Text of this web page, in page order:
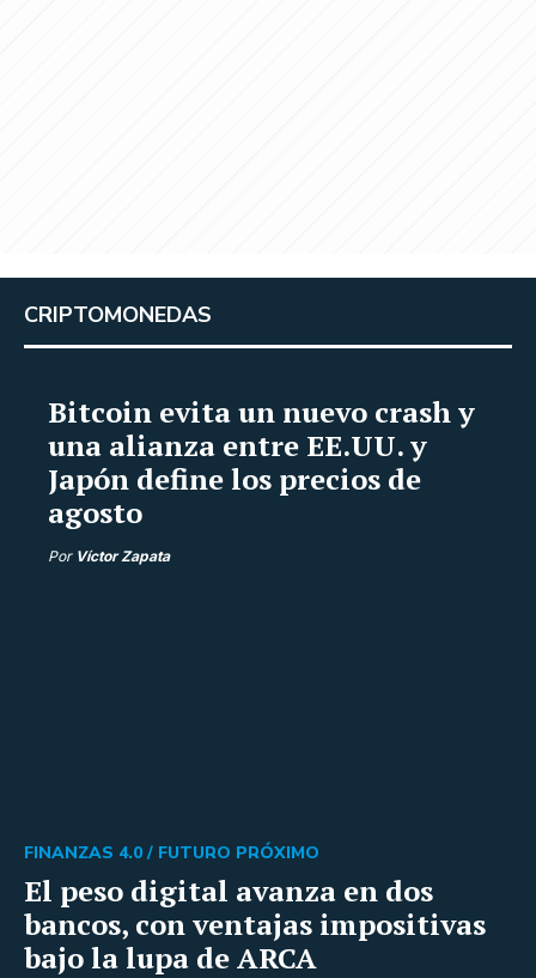
CRIPTOMONEDAS
Bitcoin evita un nuevo crash y
una alianza entre EE.UU. y
Japón define los precios de
agosto
Por Víctor Zapata
El peso digital avanza en dos
bancos, con ventajas impositivas
bajo la lupa de ARCA
FINANZAS 4.0 / FUTURO PRÓXIMO